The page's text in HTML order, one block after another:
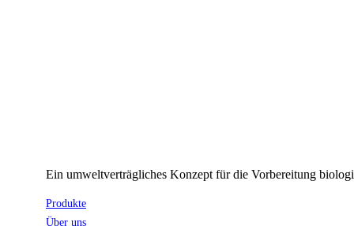
Ein umweltverträgliches Konzept für die Vorbereitung
Produkte
Über uns